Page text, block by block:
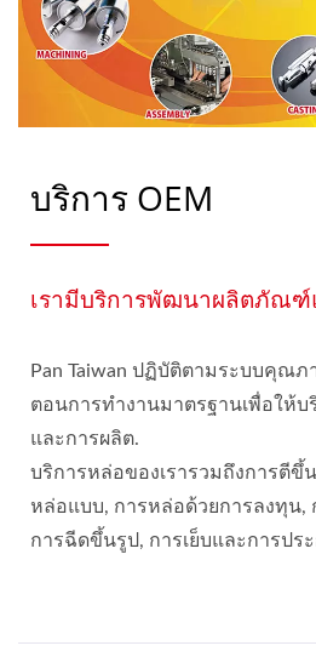
บริการ OEM
เรามีบริการพัฒนาผลิตภัณฑ์
Pan Taiwan ปฏิบัติตามระบบคุณภ
ตอนการทำงานมาตรฐานเพื่อให้
และการผลิต.
บริการหล่อของเรารวมถึงการตีขึ้
หล่อแบบ, การหล่อด้วยการลงทุน,
การฉีดขึ้นรูป, การเย็บและการปร